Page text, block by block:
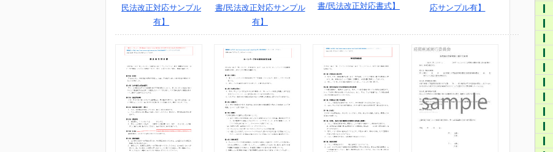
民法改正対応サンプル
有】
書/民法改正対応サンプル
有】
書/民法改正対応書式】
応サンプル有】